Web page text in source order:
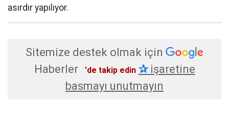
asırdır yapılıyor.
Sitemize destek olmak için
Haberler
'de takip edin ✰işaretine
basmayı unutmayın